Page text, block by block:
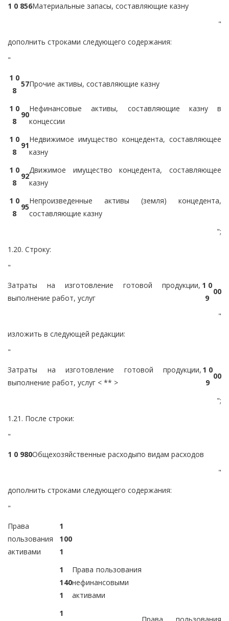
1 0 856Материальные запасы, составляющие казну
"
дополнить строками следующего содержания:
"
1 0
8
57Прочие активы, составляющие казну
1 0
8
90
Нефинансовые активы, составляющие казну в
концессии
1 0
8
91
Недвижимое имущество концедента, составляющее
казну
1 0
8
92
Движимое имущество концедента, составляющее
казну
1 0
8
95
Непроизведенные активы (земля) концедента,
составляющие казну
";
1.20. Строку:
"
Затраты на изготовление готовой продукции,
выполнение работ, услуг
1 0
9
00
"
изложить в следующей редакции:
"
Затраты на изготовление готовой продукции,
выполнение работ, услуг < ** >
1 0
9
00
";
1.21. После строки:
"
1 0 980Общехозяйственные расходыпо видам расходов
"
дополнить строками следующего содержания:
"
Права
пользования
активами
1
1
1
00
1
1
1
40
Права пользования
нефинансовыми
активами
1